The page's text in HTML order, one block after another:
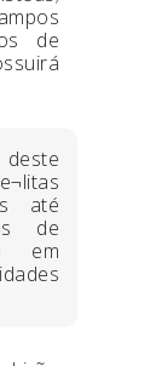
de
até
de
em